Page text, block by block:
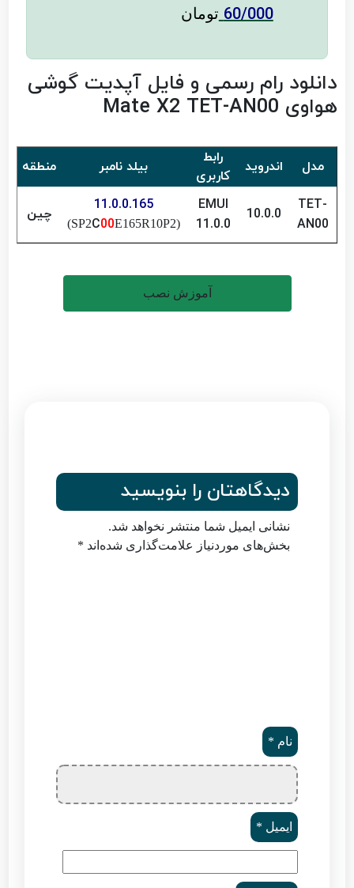
60/000 تومان
دانلود رام رسمی و فایل آپدیت گوشی
هواوی Mate X2 TET-AN00
مدل اندروید
رابط
کاربری
بیلد نامبر منطقه
TET-
AN00
10.0.0
EMUI
11.0.0
11.0.0.165
(SP2
C00E165R10P2)
چین
آموزش نصب
دیدگاهتان را بنویسید
نشانی ایمیل شما منتشر نخواهد شد.
بخش‌های موردنیاز علامت‌گذاری شده‌اند *
نام *
ایمیل *